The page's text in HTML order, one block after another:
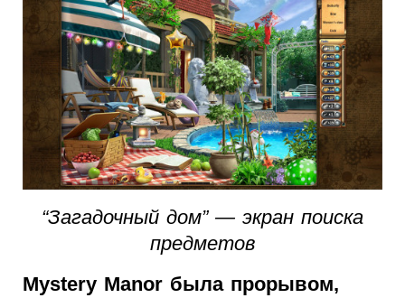
“Загадочный дом” — экран поиска
предметов
Mystery Manor была прорывом,